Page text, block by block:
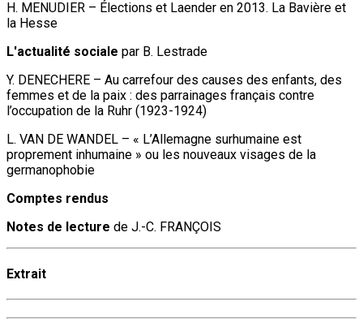
H. MENUDIER – Élections et Laender en 2013. La Bavière et
la Hesse
L'actualité sociale par B. Lestrade
Y. DENECHERE – Au carrefour des causes des enfants, des
femmes et de la paix : des parrainages français contre
l’occupation de la Ruhr (1923-1924)
L. VAN DE WANDEL – « L’Allemagne surhumaine est
proprement inhumaine » ou les nouveaux visages de la
germanophobie
Comptes rendus
Notes de lecture de J.-C. FRANÇOIS
Extrait